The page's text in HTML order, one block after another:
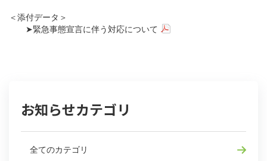
＜添付データ＞
➤緊急事態宣言に伴う対応について
お知らせカテゴリ
全てのカテゴリ